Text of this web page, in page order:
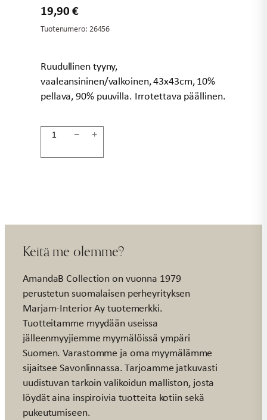
19,90€
Tuotenumero: 26456
Ruudullinen tyyny,
vaaleansininen/valkoinen, 43x43cm, 10%
pellava, 90% puuvilla. Irrotettava päällinen.
Tyyny
− +
Keitä me olemme?
AmandaB Collection on vuonna 1979
perustetun suomalaisen perheyrityksen
Marjam-Interior Ay tuotemerkki.
Tuotteitamme myydään useissa
jälleenmyyjiemme myymälöissä ympäri
Suomen. Varastomme ja oma myymälämme
sijaitsee Savonlinnassa. Tarjoamme jatkuvasti
uudistuvan tarkoin valikoidun malliston, josta
löydät aina inspiroivia tuotteita kotiin sekä
pukeutumiseen.